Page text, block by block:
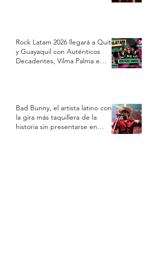
Rock Latam 2026 llegará a Quito
y Guayaquil con Auténticos
Decadentes, Vilma Palma e
Bad Bunny, el artista latino con
la gira más taquillera de la
historia sin presentarse en